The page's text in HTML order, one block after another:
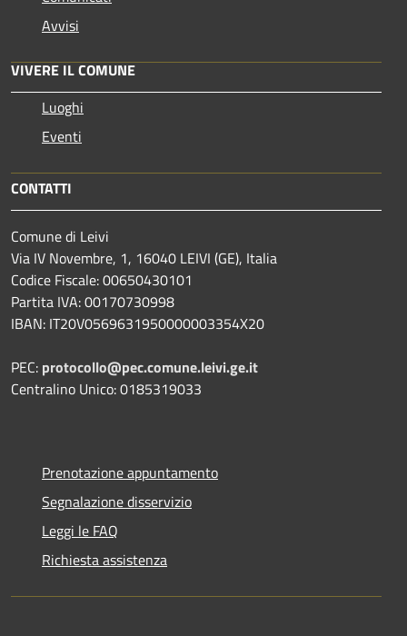
Avvisi
VIVERE IL COMUNE
Luoghi
Eventi
CONTATTI
Comune di Leivi
Via IV Novembre, 1, 16040 LEIVI (GE), Italia
Codice Fiscale: 00650430101
Partita IVA: 00170730998
IBAN: IT20V0569631950000003354X20
PEC: protocollo@pec.comune.leivi.ge.it
Centralino Unico: 0185319033
Prenotazione appuntamento
Segnalazione disservizio
Leggi le FAQ
Richiesta assistenza